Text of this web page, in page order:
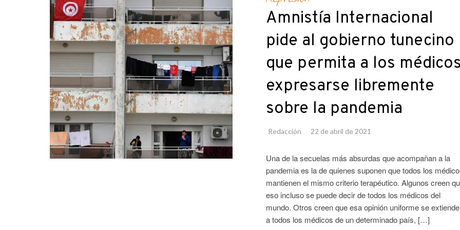
Amnistía Internacional
pide al gobierno tunecino
que permita a los médicos
expresarse libremente
sobre la pandemia
Redacción 22 de abril de 2021
Una de la secuelas más absurdas que acompañan a la
pandemia es la de quienes suponen que todos los
mantienen el mismo criterio terapéutico. Algunos creen
eso incluso se puede decir de todos los médicos del
mundo. Otros creen que esa opinión uniforme se extiende
a todos los médicos de un determinado país, […]